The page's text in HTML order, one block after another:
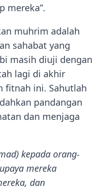
mereka”.
muhrim adalah
sahabat yang
masih diuji dengan
lagi di akhir
fitnah ini. Sahutlah
pandangan
dan menjaga
kepada orang-
mereka
dan